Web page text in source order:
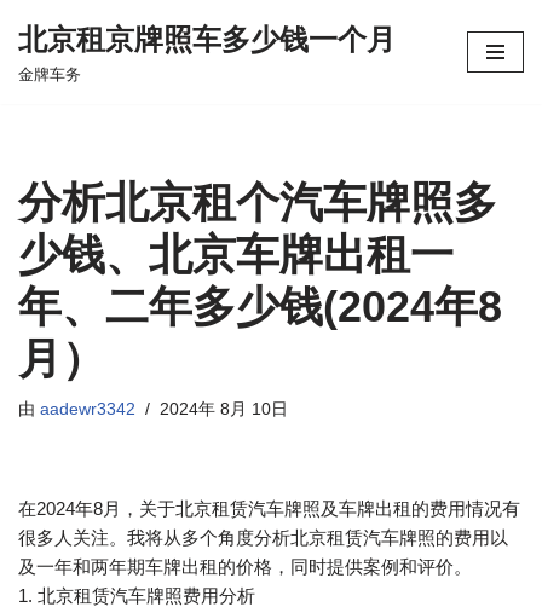
跳
北京租京牌照车多少钱一个月
金牌车务
分析北京租个汽车牌照多
少钱、北京车牌出租一
年、二年多少钱(2024年8
月）
由 aadewr3342 2024年 8月 10日
在2024年8月，关于北京租赁汽车牌照及车牌出租的费用情况有
很多人关注。我将从多个角度分析北京租赁汽车牌照的费用以
及一年和两年期车牌出租的价格，同时提供案例和评价。
1. 北京租赁汽车牌照费用分析